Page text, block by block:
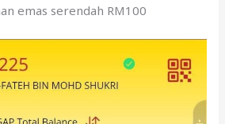
emas serendah RM100